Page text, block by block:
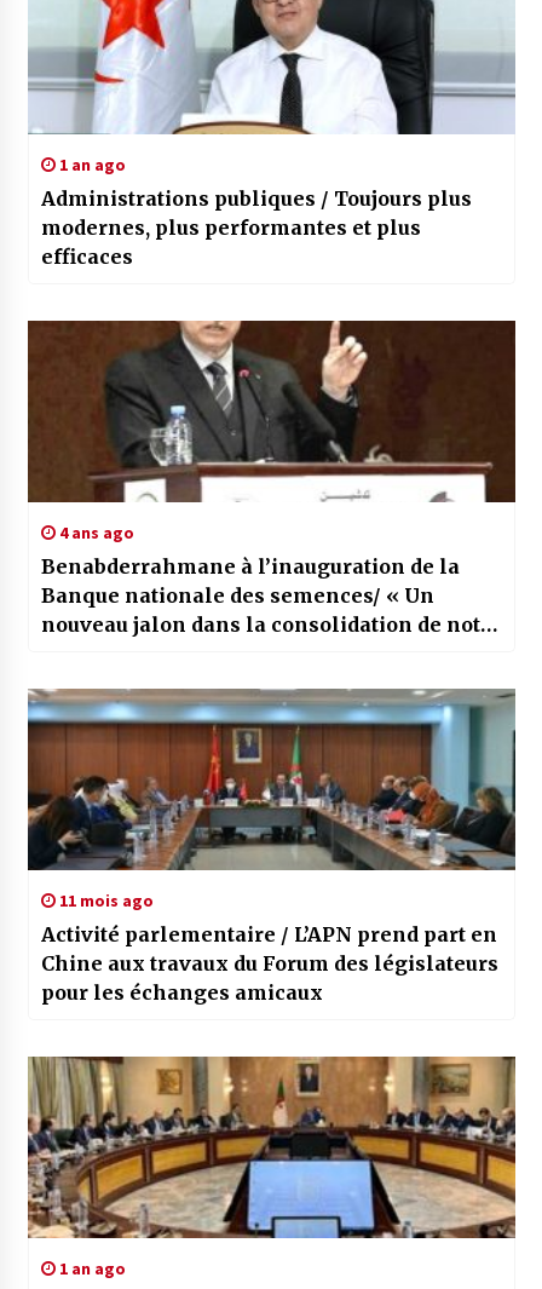
1 an ago
Administrations publiques / Toujours plus
modernes, plus performantes et plus
efficaces
4 ans ago
Benabderrahmane à l’inauguration de la
Banque nationale des semences/ « Un
nouveau jalon dans la consolidation de notre
11 mois ago
Activité parlementaire / L’APN prend part en
Chine aux travaux du Forum des législateurs
pour les échanges amicaux
1 an ago